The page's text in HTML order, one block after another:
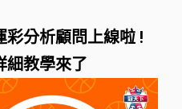
彩分析顧問上線啦 !
細教學來了